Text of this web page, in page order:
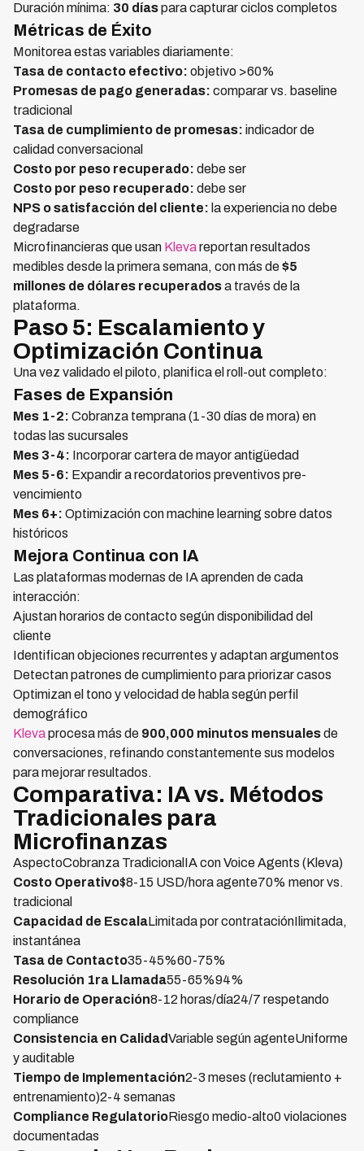
Duración mínima: 30 díaspara capturar ciclos completos
Métricas de Éxito
Monitorea estas variables diariamente:
Tasa de contacto efectivo: objetivo >60%
Promesas de pago generadas: comparar vs. baseline
tradicional
Tasa de cumplimiento de promesas: indicador de
calidad conversacional
Costo por peso recuperado: debe ser
Costo por peso recuperado: debe ser
NPS o satisfacción del cliente: la experiencia no debe
degradarse
Microfinancieras que usan Klevareportan resultados
medibles desde la primera semana, con más de$5
millones de dólares recuperadosa través de la
plataforma.
Paso 5: Escalamiento y
Optimización Continua
Una vez validado el piloto, planifica el roll-out completo:
Fases de Expansión
Mes 1-2: Cobranza temprana (1-30 días de mora) en
todas las sucursales
Mes 3-4: Incorporar cartera de mayor antigüedad
Mes 5-6: Expandir a recordatorios preventivos pre-
vencimiento
Mes 6+: Optimización con machine learning sobre datos
históricos
Mejora Continua con IA
Las plataformas modernas de IA aprenden de cada
interacción:
Ajustan horarios de contacto según disponibilidad del
cliente
Identifican objeciones recurrentes y adaptan argumentos
Detectan patrones de cumplimiento para priorizar casos
Optimizan el tono y velocidad de habla según perfil
demográfico
Klevaprocesa más de 900,000 minutos mensualesde
conversaciones, refinando constantemente sus modelos
para mejorar resultados.
Comparativa: IA vs. Métodos
Tradicionales para
Microfinanzas
AspectoCobranza TradicionalIA con Voice Agents (Kleva)
Costo Operativo$8-15 USD/hora agente70% menor vs.
tradicional
Capacidad de EscalaLimitada por contrataciónIlimitada,
instantánea
Tasa de Contacto35-45%60-75%
Resolución 1ra Llamada55-65%94%
Horario de Operación8-12 horas/día24/7 respetando
compliance
Consistencia en CalidadVariable según agenteUniforme
y auditable
Tiempo de Implementación2-3 meses (reclutamiento +
entrenamiento)2-4 semanas
Compliance RegulatorioRiesgo medio-alto0 violaciones
documentadas